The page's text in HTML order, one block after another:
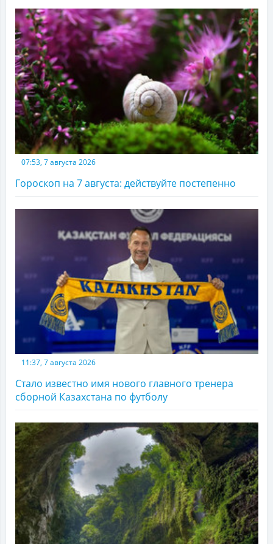
07:53, 7 августа 2026
Гороскоп на 7 августа: действуйте постепенно
11:37, 7 августа 2026
Стало известно имя нового главного тренера
сборной Казахстана по футболу